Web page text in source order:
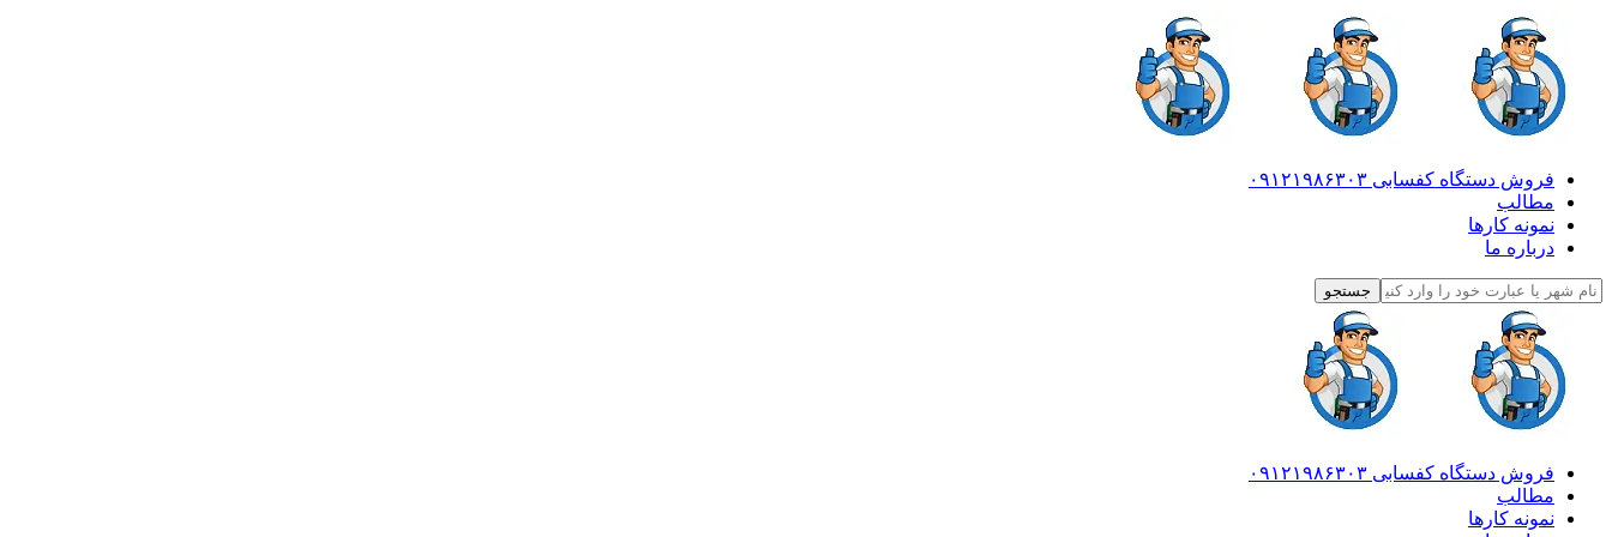
فروش دستگاه کفسابی ۰۹۱۲۱۹۸۶۳۰۳
مطالب
نمونه کارها
درباره ما
فروش دستگاه کفسابی ۰۹۱۲۱۹۸۶۳۰۳
مطالب
نمونه کارها